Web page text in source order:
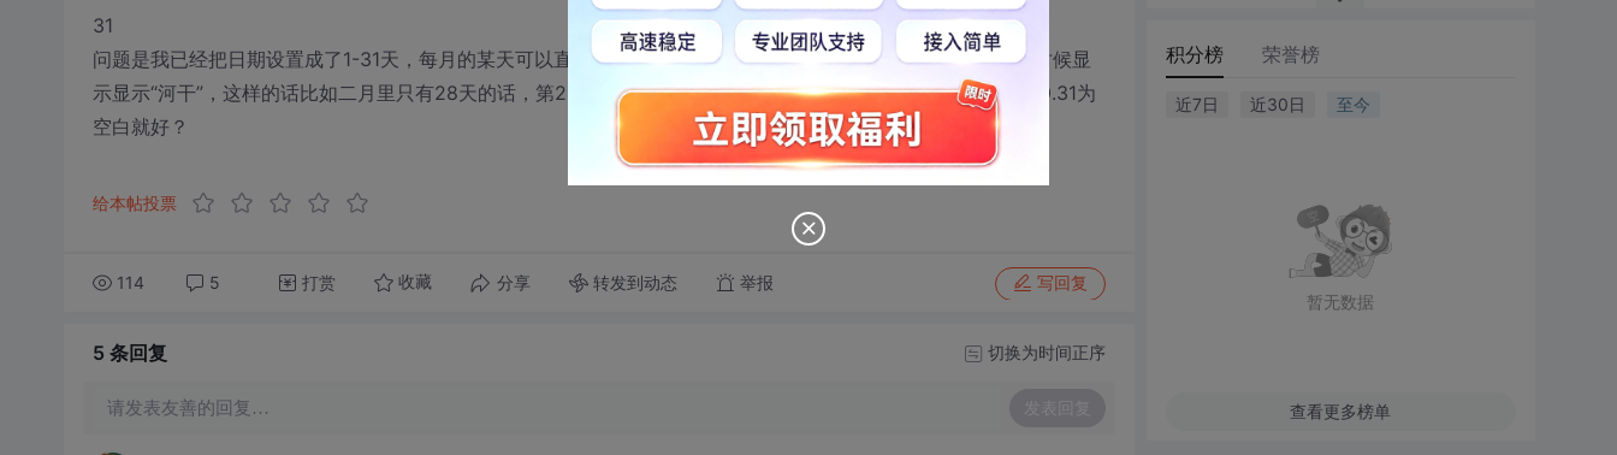
31
问题是我已经把日期设置成了1-31天，每月的某天可以直接计算出来填入表中，但是我设置了公式字段 当为null时候显
示显示“河干”，这样的话比如二月里只有28天的话，第29.30.31也会显示“河干”了如何让它只显示28天呢即29.30.31为
空白就好？
给本帖投票
114 5 打赏 收藏 分享 转发到动态 举报 写回复
5 条回复 切换为时间正序
请发表友善的回复… 发表回复
积分榜 荣誉榜
近7日 近30日 至今
暂无数据
查看更多榜单